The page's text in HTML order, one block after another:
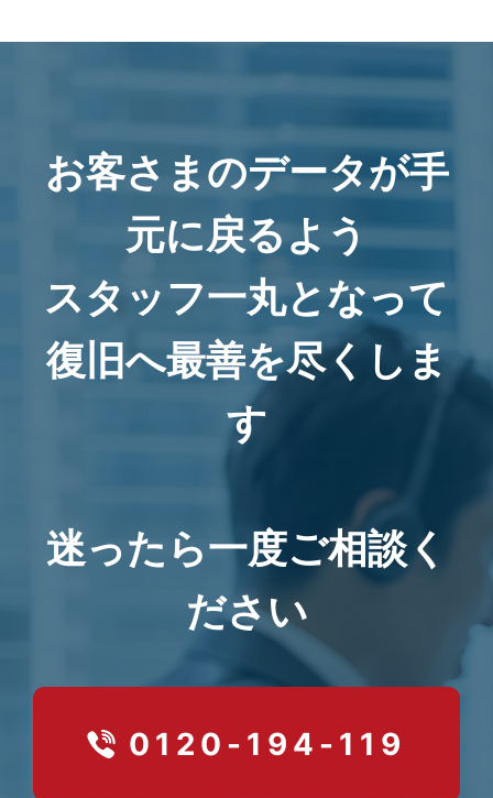
お客さまのデータが手
元に戻るよう
スタッフ一丸となって
復旧へ最善を尽くしま
す
迷ったら一度ご相談く
ださい
0120-194-119